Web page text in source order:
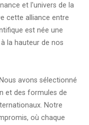
et l'univers de la
cette alliance entre
est née une
la hauteur de nos
avons sélectionné
et des formules de
Notre
où chaque